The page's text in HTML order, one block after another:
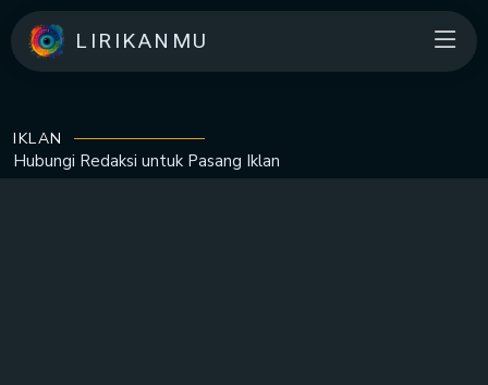
LIRIKANMU
IKLAN
Hubungi Redaksi untuk Pasang Iklan